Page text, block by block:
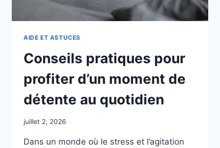
AIDE ET ASTUCES
Conseils pratiques pour
profiter d’un moment de
détente au quotidien
juillet 2, 2026
Dans un monde où le stress et l’agitation